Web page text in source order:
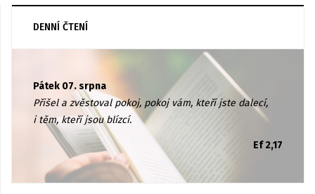
DENNÍ ČTENÍ
Pátek 07. srpna
Přišel a zvěstoval pokoj, pokoj vám, kteří jste dalecí,
i těm, kteří jsou blízcí.
Ef 2,17